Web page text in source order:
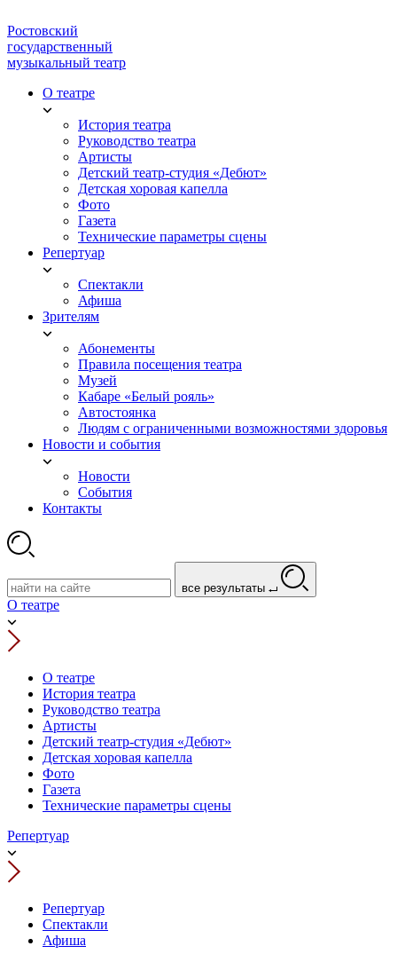
Ростовский
государственный
музыкальный театр
О театре
История театра
Руководство театра
Артисты
Детский театр-студия «Дебют»
Детская хоровая капелла
Фото
Газета
Технические параметры сцены
Репертуар
Спектакли
Афиша
Зрителям
Абонементы
Правила посещения театра
Музей
Кабаре «Белый рояль»
Автостоянка
Людям с ограниченными возможностями здоровья
Новости и события
Новости
События
Контакты
все результаты
О театре
О театре
История театра
Руководство театра
Артисты
Детский театр-студия «Дебют»
Детская хоровая капелла
Фото
Газета
Технические параметры сцены
Репертуар
Репертуар
Спектакли
Афиша